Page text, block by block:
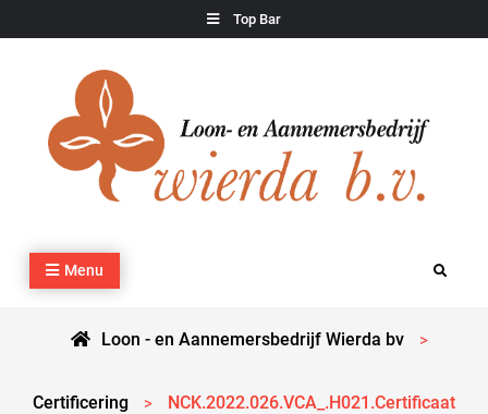
to
Top Bar
Loon – en Aannemersbedrijf Wierda bv
Kraan- en machineverhuur, agrarisch werk, grondverzet,
cultuurtechnisch werk en transport
Menu Search
Loon - en Aannemersbedrijf Wierda bv >
Certificering > NCK.2022.026.VCA_.H021.Certificaat